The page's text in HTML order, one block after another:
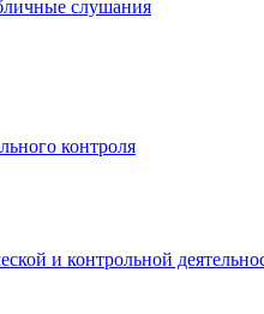
слушания
контроля
и контрольной